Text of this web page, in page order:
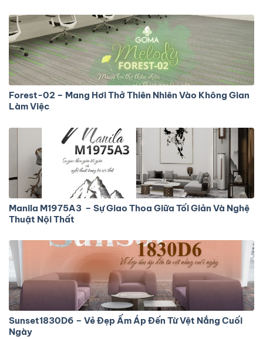
Forest-02 – Mang Hơi Thở Thiên Nhiên Vào Không Gian
Làm Việc
Manila M1975A3 – Sự Giao Thoa Giữa Tối Giản Và Nghệ
Thuật Nội Thất
Sunset1830D6 – Vẻ Đẹp Ấm Áp Đến Từ Vệt Nắng Cuối
Ngày